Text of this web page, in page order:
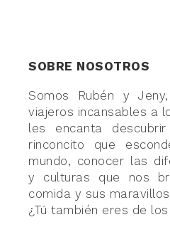
SOBRE NOSOTROS
Somos Rubén y
viajeros incansables a
les encanta
rinconcito que
mundo, conocer las
y culturas que nos
comida y sus
¿Tú también eres de